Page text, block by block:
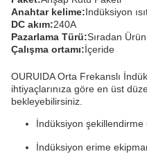
Anahtar kelime:Indüksiyon
DC akım:240A
Pazarlama Türü:Sıradan Ürün
Çalışma ortamı:İçeride
OURUIDA Orta Frekanslı
ihtiyaçlarınıza göre en üst
bekleyebilirsiniz.
İndüksiyon şekillendirme
İndüksiyon erime